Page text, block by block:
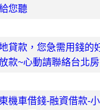
您聽
貸款，您急需用錢的
款~心動請聯絡台北
機車借錢-融資借款-